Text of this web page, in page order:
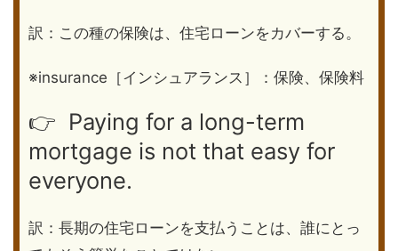
訳：この種の保険は、住宅ローンをカバーする。
※insurance［インシュアランス］：保険、保険料
👉 Paying for a long-term
mortgage is not that easy for
everyone.
訳：長期の住宅ローンを支払うことは、誰にとっ